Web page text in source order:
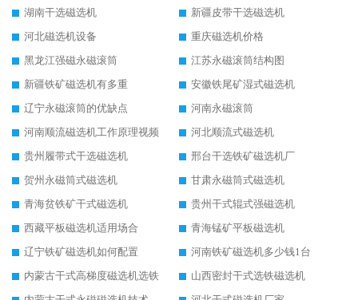
湖南干选磁选机
新疆皮带干选磁选机
河北磁选机设备
重庆磁选机价格
黑龙江强磁永磁滚筒
江苏永磁滚筒结构图
新疆铁矿磁选机有多重
安徽铁尾矿湿式磁选机
辽宁永磁滚筒的优缺点
河南永磁滚筒
河南顺流磁选机工作原理视频
河北顺流式磁选机
贵州履带式干选磁选机
邢台干选铁矿磁选机厂
贺州永磁筒式磁选机
甘肃永磁筒式磁选机
青海贫铁矿干式磁选机
贵州干式辊式强磁选机
西藏平板磁选机适用场合
青海锰矿平板磁选机
辽宁铁矿磁选机如何配置
河南铁矿磁选机多少钱1台
内蒙古干式高梯度磁选机选铁
山西密封干式选铁磁选机